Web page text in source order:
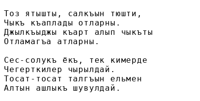
Тоз ятышты, салкъын тюшти,
Чыкъ къаплады отларны.
Джылкъыджы къарт алып чыкъты
Отламагъа атларны.
Сес-солукъ ёкъ, тек кимерде
Чегерткилер чырылдай.
Тосат-тосат талгъын ельмен
Алтын ашлыкъ шувулдай.